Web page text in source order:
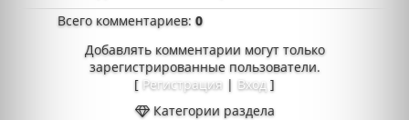
Всего комментариев:0
Добавлять комментарии могут только
зарегистрированные пользователи.
[ Регистрация | Вход ]
Категории раздела